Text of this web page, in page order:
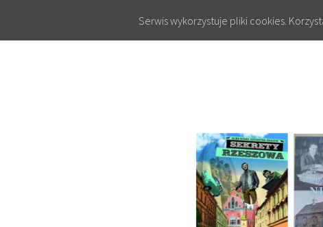
Serwis wykorzystuje pliki cookies.